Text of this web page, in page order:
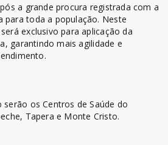
a grande procura registrada com a
para toda a população. Neste
exclusivo para aplicação da
garantindo mais agilidade e
os Centros de Saúde do
Tapera e Monte Cristo.